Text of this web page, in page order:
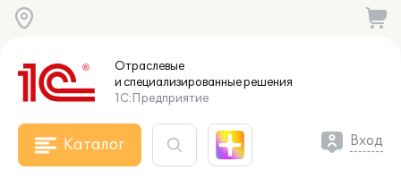
Отраслевые
и специализированныерешения
1С:Предприятие
Каталог Вход